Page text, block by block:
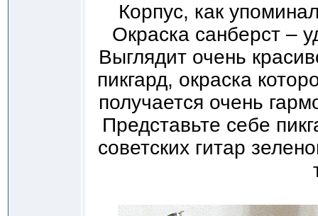
Корпус, как
Окраска санберст –
Выглядит очень
пикгард, окраска
получается очень
Представьте себе
советских гитар